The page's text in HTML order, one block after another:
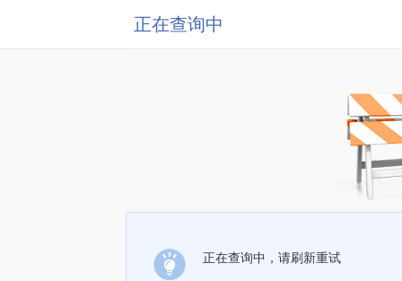
正在查询中
正在查询中，请刷新重试